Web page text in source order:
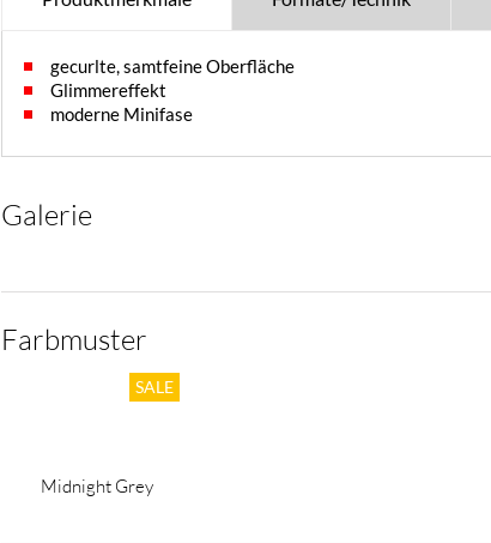
gecurlte, samtfeine Oberfläche
Glimmereffekt
moderne Minifase
Galerie
Farbmuster
Midnight Grey